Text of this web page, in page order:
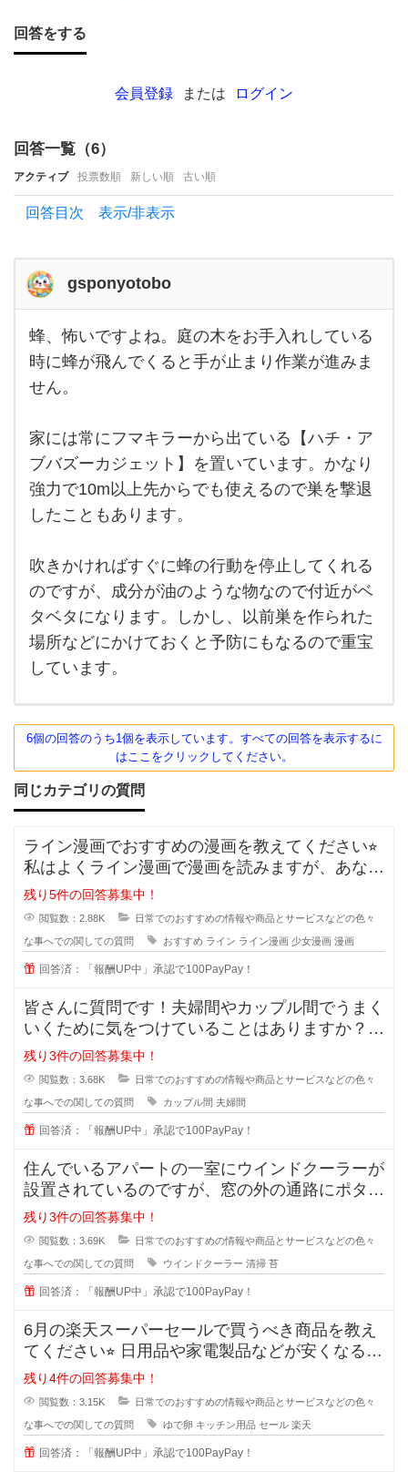
した
回答をする
会員登録 または ログイン
回答一覧（6）
アクティブ 投票数順 新しい順 古い順
回答目次 表示/非表示
gsponyotobo
蜂、
怖い
です
よ
木を
お手
入れ
して
いる
時に
蜂が
ると
手が
止ま
り作
業
蜂、怖いですよね。庭の木をお手入れしている
時に蜂が飛んでくると手が止まり作業が進みま
せん。
家には常にフマキラーから出ている【ハチ・ア
ブバズーカジェット】を置いています。かなり
強力で10m以上先からでも使えるので巣を撃退
したこともあります。
吹きかければすぐに蜂の行動を停止してくれる
のですが、成分が油のような物なので付近がベ
タベタになります。しかし、以前巣を作られた
場所などにかけておくと予防にもなるので重宝
しています。
6個の回答のうち1個を表示しています。すべての回答を表示するに
はここをクリックしてください。
同じカテゴリの質問
ライン漫画でおすすめの漫画を教えてください⭐︎
私はよくライン漫画で漫画を読みますが、あなた
のおすすめがあれ
残り5件の回答募集中！
閲覧数：2.88K 日常でのおすすめの情報や商品とサービスなどの色々
な事へでの関しての質問 おすすめ ライン ライン漫画 少女漫画 漫画
回答済：「報酬UP中」承認で100PayPay！
皆さんに質問です！夫婦間やカップル間でうまく
いくために気をつけていることはありますか？
私は夫と結婚10年目ですが
残り3件の回答募集中！
閲覧数：3.68K 日常でのおすすめの情報や商品とサービスなどの色々
な事へでの関しての質問 カップル間 夫婦間
回答済：「報酬UP中」承認で100PayPay！
住んでいるアパートの一室にウインドクーラーが
設置されているのですが、窓の外の通路にポタポ
タ水が流れるので、すぐに緑のコケ
残り3件の回答募集中！
閲覧数：3.69K 日常でのおすすめの情報や商品とサービスなどの色々
な事へでの関しての質問 ウインドクーラー 清掃 苔
回答済：「報酬UP中」承認で100PayPay！
6月の楽天スーパーセールで買うべき商品を教え
てください⭐︎ 日用品や家電製品などが安くなる楽
天スーパ
残り4件の回答募集中！
閲覧数：3.15K 日常でのおすすめの情報や商品とサービスなどの色々
な事へでの関しての質問 ゆで卵 キッチン用品 セール 楽天
回答済：「報酬UP中」承認で100PayPay！